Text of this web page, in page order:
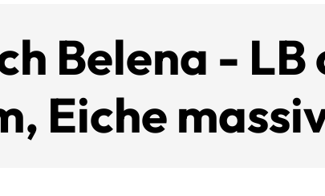
Belena - LB
Eiche